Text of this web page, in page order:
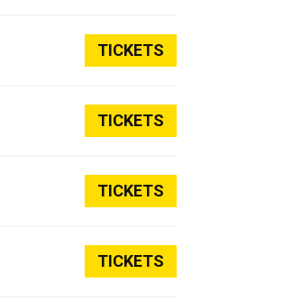
TICKETS
TICKETS
TICKETS
TICKETS